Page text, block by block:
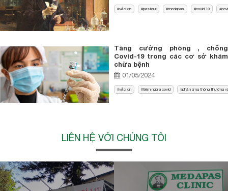
vắc xin pasteur medapas covid 19
Tăng cường phòng , chống
Covid-19 trong các cơ sở khám
chữa bệnh
01/05/2024
vắc xin tiêm ngừa covid phản ứng thông thường
LIÊN HỆ VỚI CHÚNG TÔI